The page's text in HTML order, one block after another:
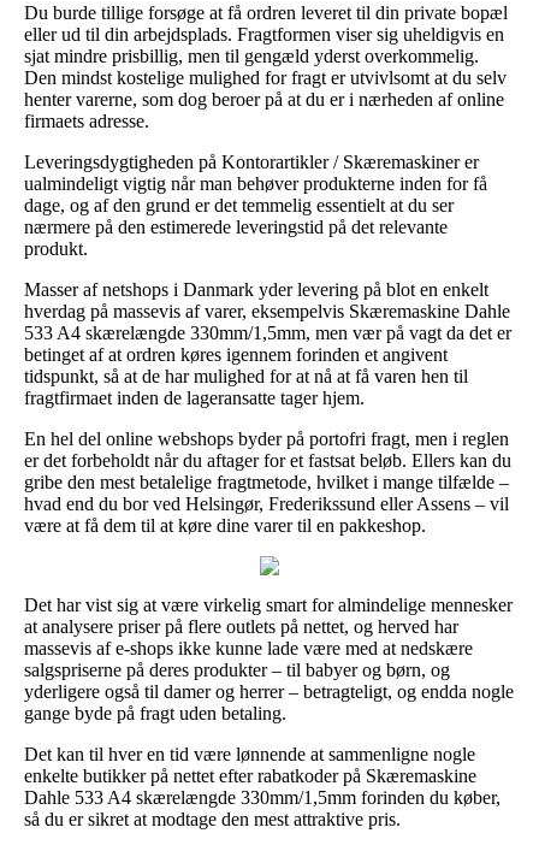
Du burde tillige forsøge at få ordren leveret til din private bopæl
eller ud til din arbejdsplads. Fragtformen viser sig uheldigvis en
sjat mindre prisbillig, men til gengæld yderst overkommelig.
Den mindst kostelige mulighed for fragt er utvivlsomt at du selv
henter varerne, som dog beroer på at du er i nærheden af online
firmaets adresse.
Leveringsdygtigheden på Kontorartikler / Skæremaskiner er
ualmindeligt vigtig når man behøver produkterne inden for få
dage, og af den grund er det temmelig essentielt at du ser
nærmere på den estimerede leveringstid på det relevante
produkt.
Masser af netshops i Danmark yder levering på blot en enkelt
hverdag på massevis af varer, eksempelvis Skæremaskine Dahle
533 A4 skærelængde 330mm/1,5mm, men vær på vagt da det er
betinget af at ordren køres igennem forinden et angivent
tidspunkt, så at de har mulighed for at nå at få varen hen til
fragtfirmaet inden de lageransatte tager hjem.
En hel del online webshops byder på portofri fragt, men i reglen
er det forbeholdt når du aftager for et fastsat beløb. Ellers kan du
gribe den mest betalelige fragtmetode, hvilket i mange tilfælde –
hvad end du bor ved Helsingør, Frederikssund eller Assens – vil
være at få dem til at køre dine varer til en pakkeshop.
Det har vist sig at være virkelig smart for almindelige mennesker
at analysere priser på flere outlets på nettet, og herved har
massevis af e-shops ikke kunne lade være med at nedskære
salgspriserne på deres produkter – til babyer og børn, og
yderligere også til damer og herrer – betragteligt, og endda nogle
gange byde på fragt uden betaling.
Det kan til hver en tid være lønnende at sammenligne nogle
enkelte butikker på nettet efter rabatkoder på Skæremaskine
Dahle 533 A4 skærelængde 330mm/1,5mm forinden du køber,
så du er sikret at modtage den mest attraktive pris.